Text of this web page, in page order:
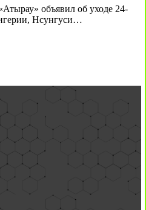
объявил об уходе 24-
Нсунгуси…